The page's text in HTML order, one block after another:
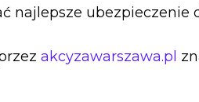
najlepsze ubezpieczenie
akcyzawarszawa.pl